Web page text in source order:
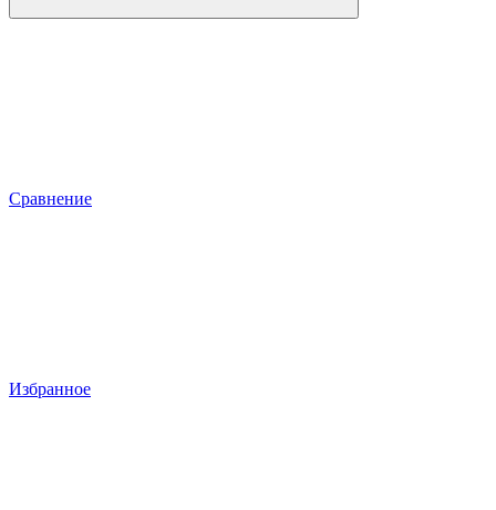
Сравнение
Избранное